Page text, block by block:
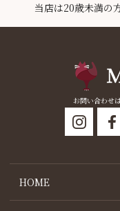
当店は20歳未満の
お問い合わせ
HOME